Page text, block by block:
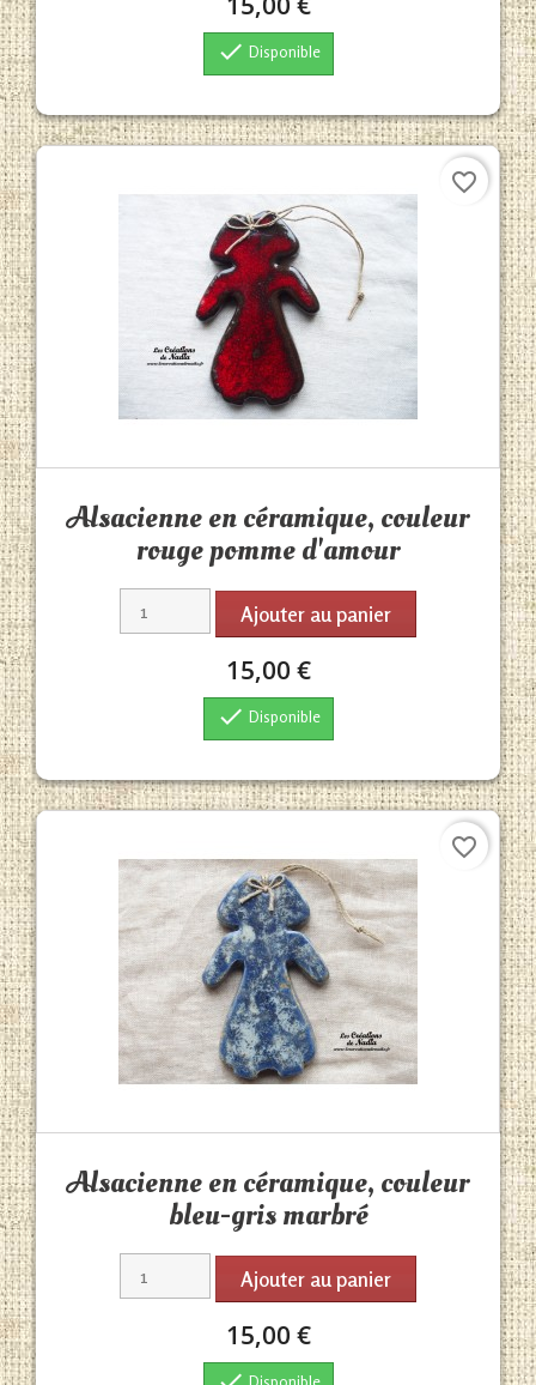
 Disponible
Alsacienne en céramique, couleur
rouge pomme d'amour
Ajouter au panier
15,00 €
 Disponible
favorite_border
Alsacienne en céramique, couleur
bleu-gris marbré
Ajouter au panier
15,00 €
favorite_border